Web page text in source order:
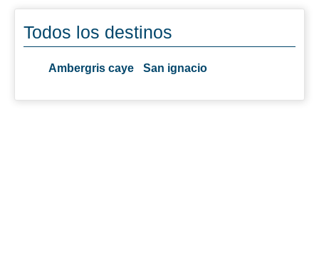
Todos los destinos
Ambergris caye San ignacio